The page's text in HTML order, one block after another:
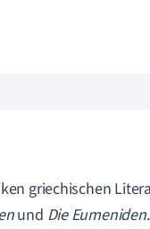
griechischen
und Die Eumeniden